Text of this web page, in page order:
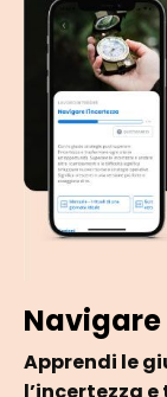
Apprendi le